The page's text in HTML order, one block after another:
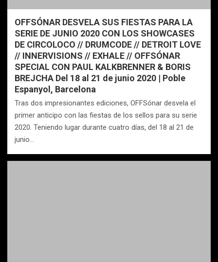
OFFSÓNAR DESVELA SUS FIESTAS PARA LA
SERIE DE JUNIO 2020 CON LOS SHOWCASES
DE CIRCOLOCO // DRUMCODE // DETROIT LOVE
// INNERVISIONS // EXHALE // OFFSÓNAR
SPECIAL CON PAUL KALKBRENNER & BORIS
BREJCHA Del 18 al 21 de junio 2020 | Poble
Espanyol, Barcelona
Tras dos impresionantes ediciones, OFFSónar desvela el
primer anticipo con las fiestas de los sellos para su serie
2020. Teniendo lugar durante cuatro días, del 18 al 21 de
junio…